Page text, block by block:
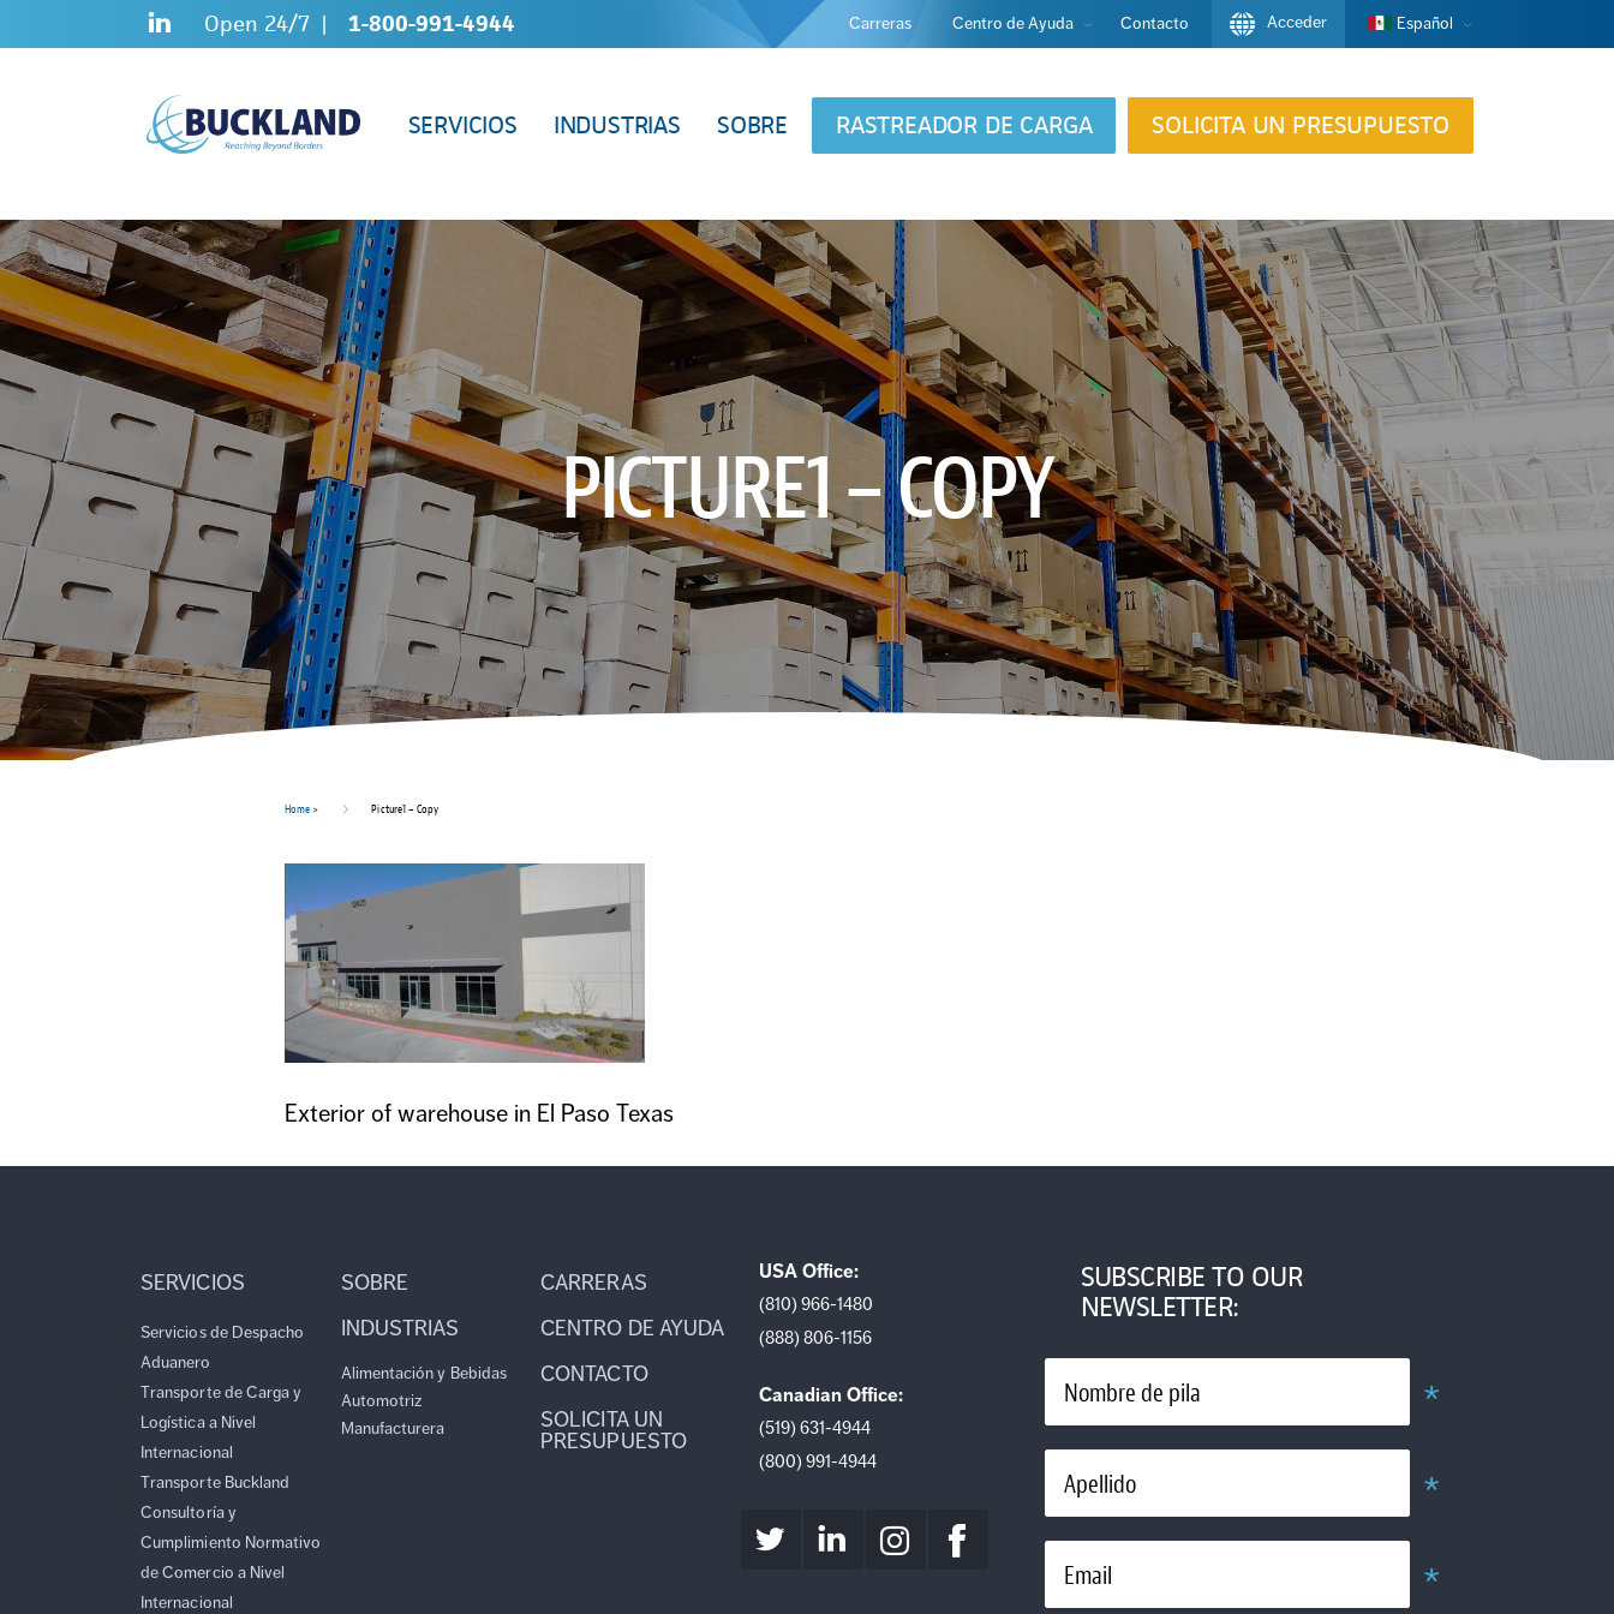
Open 24/7 1-800-991-4944 Carreras Centro de Ayuda Contacto Acceder Español
SERVICIOS INDUSTRIAS SOBRE RASTREADOR DE CARGA SOLICITA UN PRESUPUESTO
PICTURE1 – COPY
Home > Picture1 – Copy
Exterior of warehouse in El Paso Texas
SERVICIOS
Servicios de Despacho
Aduanero
Transporte de Carga y
Logística a Nivel
Internacional
Transporte Buckland
Consultoría y
Cumplimiento Normativo
de Comercio a Nivel
Internacional
SOBRE
INDUSTRIAS
Alimentación y Bebidas
Automotriz
Manufacturera
CARRERAS
CENTRO DE AYUDA
CONTACTO
SOLICITA UN
PRESUPUESTO
USA Office:
(810) 966-1480
(888) 806-1156
Canadian Office:
(519) 631-4944
(800) 991-4944
SUBSCRIBE TO OUR
NEWSLETTER:
Nombre de pila
Apellido*
Email